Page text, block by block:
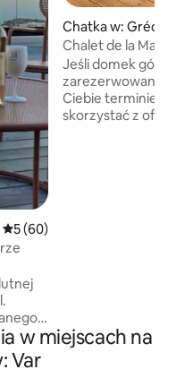
Średnia ocena: 5 na 5,
5 (60)
m²,
Chatka w:
Chalet de la
Jeśli domek
zarezerwowany
Ciebie terminie,
skorzystać z
w miejscach na
Var